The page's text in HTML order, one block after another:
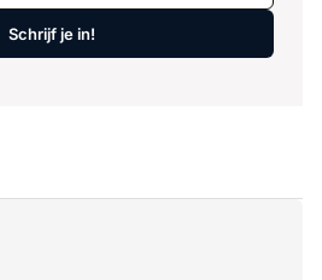
Schrijf je in!